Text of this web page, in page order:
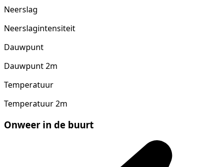
Neerslag
Neerslagintensiteit
Dauwpunt
Dauwpunt 2m
Temperatuur
Temperatuur 2m
Onweer in de buurt